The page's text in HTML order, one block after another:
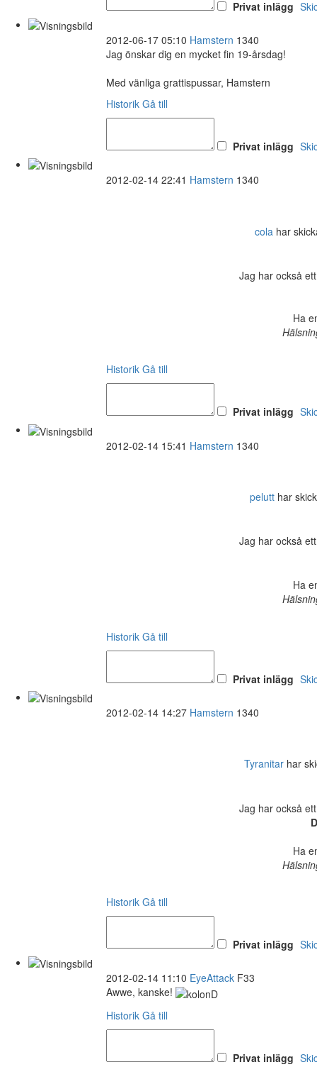
Privat inlägg
2012-06-17 05:10 Hamstern 1340
Jag önskar dig en mycket fin 19-årsdag!
Med vänliga grattispussar, Hamstern
Historik Gå till
Privat inlägg
2012-02-14 22:41 Hamstern 1340
cola har
Jag har också
Ha
Historik Gå till
Privat inlägg
2012-02-14 15:41 Hamstern 1340
pelutthar
Jag har också
Ha
Historik Gå till
Privat inlägg
2012-02-14 14:27 Hamstern 1340
Tyranitar har
Jag har också
Ha
Historik Gå till
Privat inlägg
2012-02-14 11:10 EyeAttack F33
Awwe, kanske!
Historik Gå till
Privat inlägg